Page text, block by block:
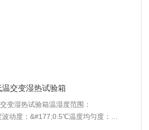
交变湿热试验箱
变湿热试验箱温湿度范围：
动度：&#177;0.5℃温度均匀度：